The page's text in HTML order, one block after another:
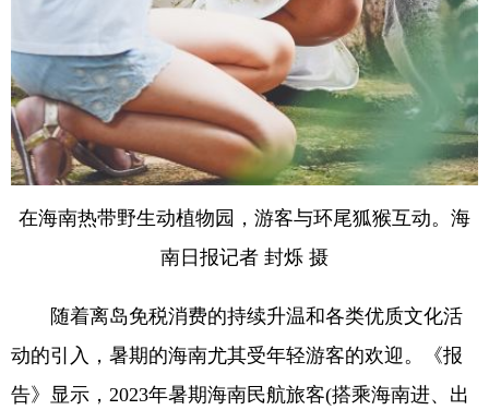
在海南热带野生动植物园，游客与环尾狐猴互动。海
南日报记者 封烁 摄
随着离岛免税消费的持续升温和各类优质文化活
动的引入，暑期的海南尤其受年轻游客的欢迎。《报
告》显示，2023年暑期海南民航旅客(搭乘海南进、出